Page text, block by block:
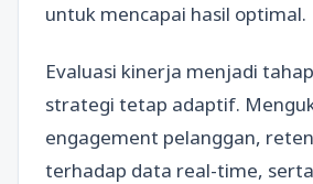
untuk mencapai hasil optimal.
Evaluasi kinerja menjadi
strategi tetap adaptif.
engagement pelanggan,
terhadap data real-time,